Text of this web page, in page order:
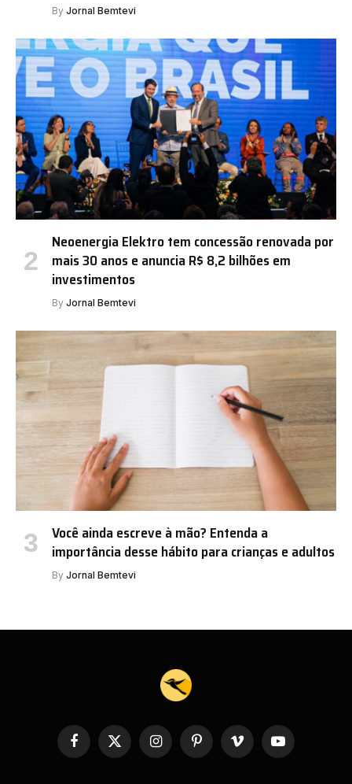
By Jornal Bemtevi
Neoenergia Elektro tem concessão renovada por
mais 30 anos e anuncia R$ 8,2 bilhões em
investimentos
By Jornal Bemtevi
Você ainda escreve à mão? Entenda a
importância desse hábito para crianças e adultos
By Jornal Bemtevi
Facebook
X
InstagramPinterestVimeo YouTube